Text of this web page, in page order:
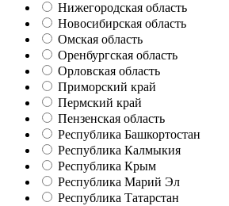
Нижегородская область
Новосибирская область
Омская область
Оренбургская область
Орловская область
Приморский край
Пермский край
Пензенская область
Республика Башкортостан
Республика Калмыкия
Республика Крым
Республика Марий Эл
Республика Татарстан